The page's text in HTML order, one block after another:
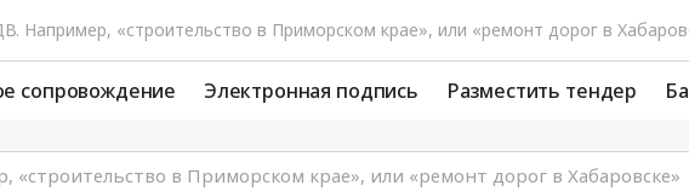
сопровождение Электронная подпись Разместить тендер